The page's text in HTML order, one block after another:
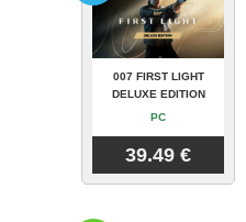
007 FIRST LIGHT
DELUXE EDITION
PC
39.49 €